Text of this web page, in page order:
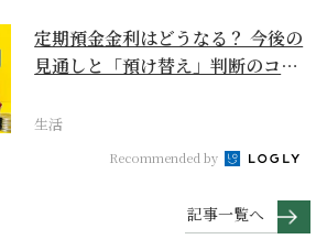
定期預金金利はどうなる？ 今後の
見通しと「預け替え」判断のコツ
生活
Recommended by
記事一覧へ